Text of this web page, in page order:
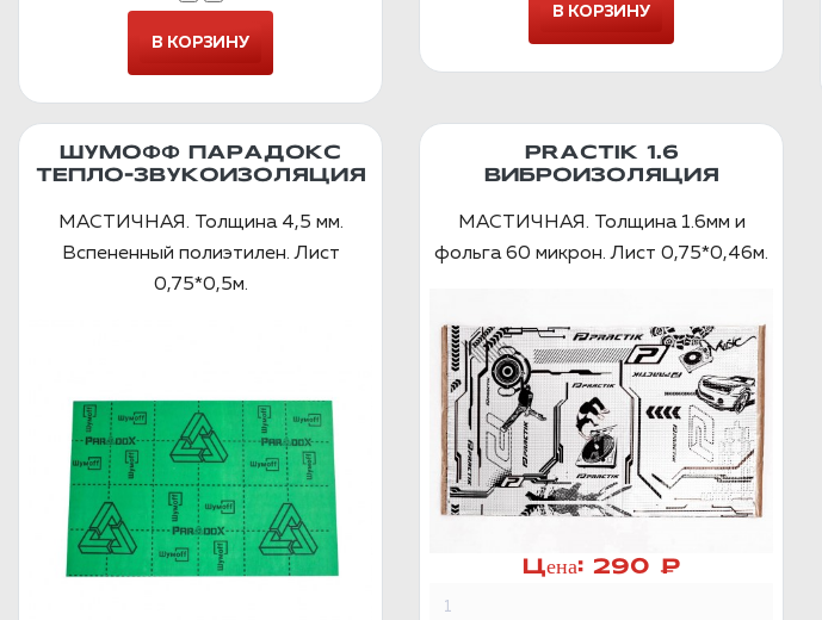
ШУМОФФ ПАРАДОКС
ТЕПЛО-ЗВУКОИЗОЛЯЦИЯ
МАСТИЧНАЯ. Толщина 4,5 мм.
Вспененный полиэтилен. Лист
0,75*0,5м.
PRACTIK 1.6
ВИБРОИЗОЛЯЦИЯ
МАСТИЧНАЯ. Толщина 1.6мм и
фольга 60 микрон. Лист 0,75*0,46м.
Цена: 290 ₽